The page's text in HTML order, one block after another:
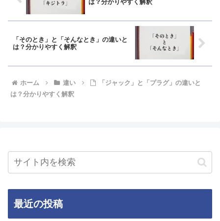
は？分かりやすく解釈
「そのとき」と「そんなとき」の違いと
は？分かりやすく解釈
ホーム 違い
「ジャック」と「プラグ」の違いと
は？分かりやすく解釈
最近の投稿